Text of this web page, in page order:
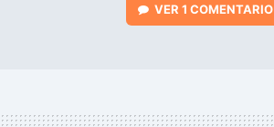
VER 1 COMENTARIO